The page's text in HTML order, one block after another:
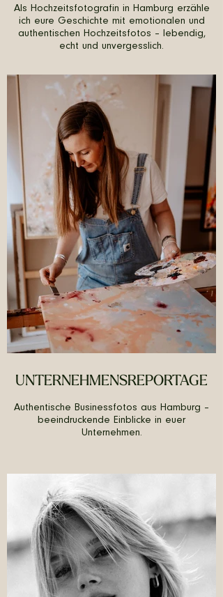
Als Hochzeitsfotografin in Hamburg erzähle
ich eure Geschichte mit emotionalen und
authentischen Hochzeitsfotos – lebendig,
echt und unvergesslich.
UNTERNEHMENSREPORTAGE
Authentische Businessfotos aus Hamburg –
beeindruckende Einblicke in euer
Unternehmen.